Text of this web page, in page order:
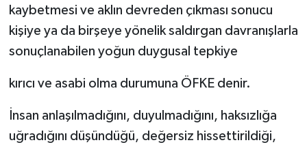
kaybetmesi ve aklın devreden çıkması sonucu
kişiye ya da birşeye yönelik saldırgan davranışlarla
sonuçlanabilen yoğun duygusal tepkiye
kırıcı ve asabi olma durumuna ÖFKE denir.
İnsan anlaşılmadığını, duyulmadığını, haksızlığa
uğradığını düşündüğü, değersiz hissettirildiği,